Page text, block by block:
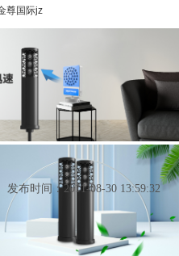
尊国际jz
发布时间：2011-08-30 13:59:32